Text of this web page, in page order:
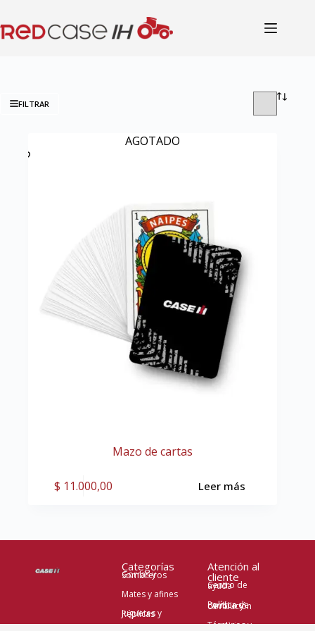
FILTRAR
AGOTADO
Mazo de cartas
$ 11.000,00 Leer más
Categorías
Gorras y Sombreros
Mates y afines
Juguetes y Réplicas
Atención al
cliente
Centro de ayuda
Política de cambio y devolución
Términos y condiciones